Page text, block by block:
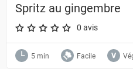
Spritz au gingembre
A star rating of 0 out of 5.
0 avis
5 min Facile